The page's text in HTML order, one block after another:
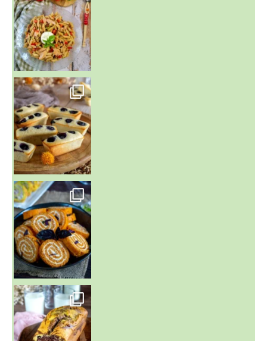
~ FINANCIERS MYRTILLES ET CITRON ~
Aujourd'hu